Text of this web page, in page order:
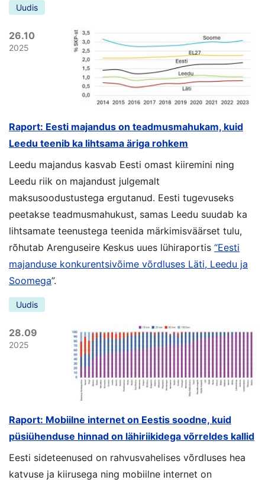
Uudis
26.10
2025
Raport: Eesti majandus on teadmusmahukam, kuid
Leedu teenib ka lihtsama äriga rohkem
Leedu majandus kasvab Eesti omast kiiremini ning
Leedu riik on majandust julgemalt
maksusoodustustega ergutanud. Eesti tugevuseks
peetakse teadmusmahukust, samas Leedu suudab ka
lihtsamate teenustega teenida märkimisväärset tulu,
rõhutab Arenguseire Keskus uues lühiraportis “Eesti
majanduse konkurentsivõime võrdluses Läti, Leedu ja
Soomega”.
Uudis
28.09
2025
Raport: Mobiilne internet on Eestis soodne, kuid
püsiühenduse hinnad on lähiriikidega võrreldes kallid
Eesti sideteenused on rahvusvahelises võrdluses hea
katvuse ja kiirusega ning mobiilne internet on